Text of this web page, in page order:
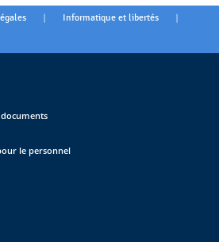
| Informatique et libertés |
le personnel